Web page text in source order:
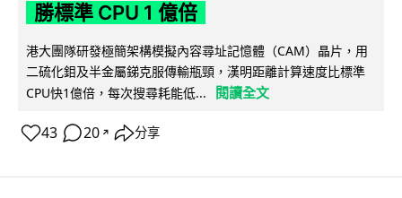
勝標準 CPU 1 億倍
港大團隊研發極簡架構模擬內容尋址記憶體（CAM）晶片，用
二硫化鉬及半金屬銻克服傳輸瓶頸，漢明距離計算速度比標準
CPU快1億倍，每次搜尋耗能低...
閱讀全文
43 20 ↗ 分享